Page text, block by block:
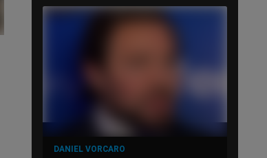
DANIEL VORCARO